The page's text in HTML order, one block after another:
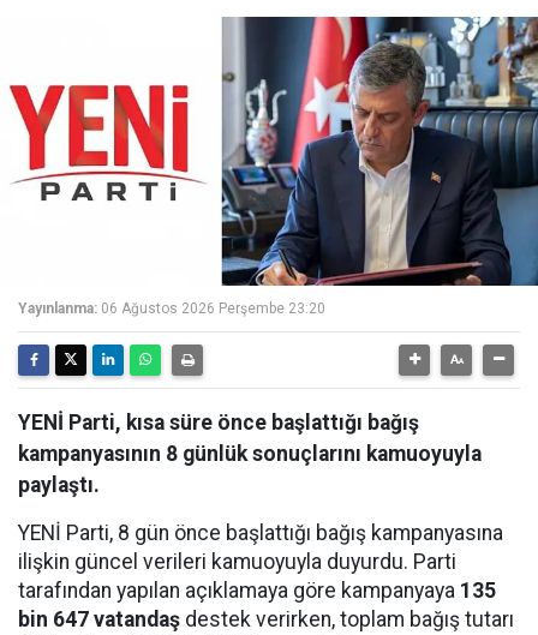
Yayınlanma: 06 Ağustos 2026 Perşembe 23:20
YENİ Parti, kısa süre önce başlattığı bağış
kampanyasının 8 günlük sonuçlarını kamuoyuyla
paylaştı.
YENİ Parti, 8 gün önce başlattığı bağış kampanyasına
ilişkin güncel verileri kamuoyuyla duyurdu. Parti
tarafından yapılan açıklamaya göre kampanyaya 135
bin 647 vatandaş destek verirken, toplam bağış tutarı